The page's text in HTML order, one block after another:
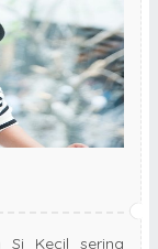
Si Kecil sering